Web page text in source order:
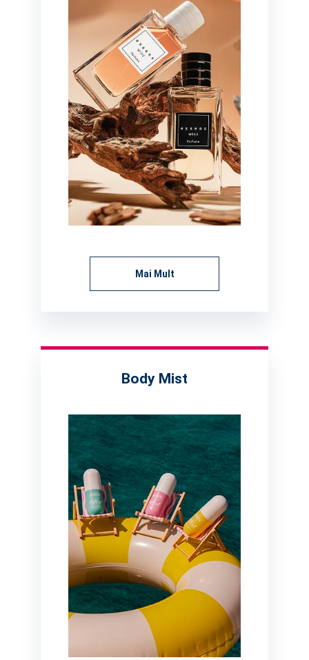
Mai Mult
Body Mist